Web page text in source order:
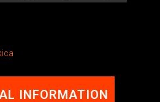
INFORMATION